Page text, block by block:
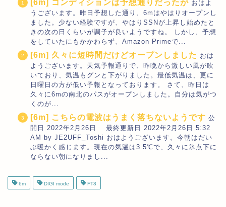
[6m] コンディションは予想通りだったが おはよ
うございます。昨日予想した通り、6mはやはりオープンし
ました。少ない経験ですが、やはりSSNが上昇し始めたと
きの次の日くらいが調子が良いようですね。 しかし、予想
をしていたにもかかわらず、Amazon Primeで...
[6m] 久々に短時間だけどオープンしました おは
ようございます。天気予報通りで、昨晩から激しい風が吹
いており、気温もグンと下がりました。最低気温は、更に
日曜日の方が低い予報となっております。 さて、昨日は
久々に6mの南北のパスがオープンしました。自分は気がつ
くのが...
[6m] こちらの電波はうまく落ちないようです 公
開日 2022年2月26日 最終更新日 2022年2月26日 5:32
AM by JE2UFF_Toshi おはようございます。今朝はだい
ぶ暖かく感じます。現在の気温は3.5℃で、久々に氷点下に
ならない朝になりまし...
6m DIGI mode FT8